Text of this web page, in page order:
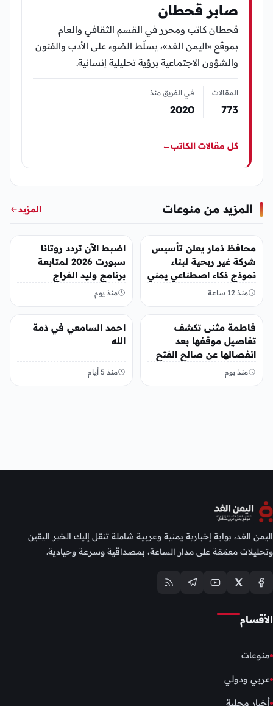
صابر قحطان
قحطان كاتب ومحرر في القسم الثقافي والعام
بموقع «اليمن الغد»، يسلّط الضوء على الأدب والفنون
والشؤون الاجتماعية برؤية تحليلية إنسانية.
المقالات
773
في الفريق منذ
2020
كل مقالات الكاتب←
المزيد من منوعات المزيد
منوعات
محافظ ذمار يعلن تأسيس
شركة غير ربحية لبناء
نموذج ذكاء اصطناعي يمني
منذ 12 ساعة
منوعات
اضبط الآن تردد روتانا
سبورت 2026 لمتابعة
برنامج وليد الفراج
منذ يوم
منوعات
فاطمة مثنى تكشف
تفاصيل موقفها بعد
انفصالها عن صالح الفتح
منذ يوم
منوعات
احمد السامعي في ذمة
الله
منذ 5 أيام
اليمن الغد، بوابة إخبارية يمنية وعربية شاملة تنقل إليك الخبر اليقين
وتحليلات معمّقة على مدار الساعة، بمصداقية وسرعة وحيادية.
الأقسام
منوعات
عربي ودولي
أخبار محلية